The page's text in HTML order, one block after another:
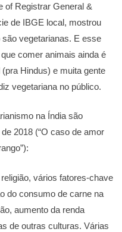
of Registrar General &
de IBGE local, mostrou
vegetarianas. E esse
comer animais ainda é
Hindus) e muita gente
vegetariana no público.
na Índia são
2018 (“O caso de amor
vários fatores-chave
do consumo de carne na
aumento da renda
de outras culturas. Várias